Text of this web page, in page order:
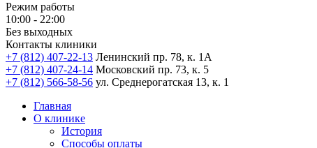
Режим работы
10:00 - 22:00
Без выходных
Контакты клиники
+7 (812) 407-22-13 Ленинский пр. 78, к. 1А
+7 (812) 407-24-14 Московский пр. 73, к. 5
+7 (812) 566-58-56 ул. Среднерогатская 13, к. 1
Главная
О клинике
История
Способы оплаты